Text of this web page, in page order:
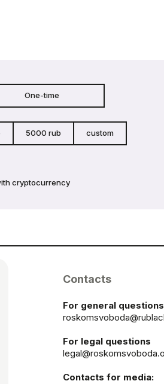
One-time
5000 rub custom
cryptocurrency
Contacts
For general questions
For legal questions
Contacts for media: